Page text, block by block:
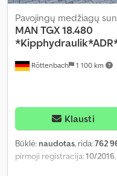
Röttenbach 1 100 km
Pavojingų medžiagų
MAN TGX 18.480
Klausti
Būklė: naudotas, rida:762
pirmoji registracija:10/2016